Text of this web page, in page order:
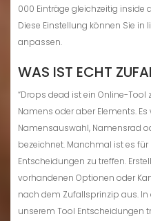
000 Einträge gleichzeitig inside
Diese Einstellung können Sie
anpassen.
WAS IST ECHT
“Drops dead ist ein Online-
Namens oder aber Elements.
Namensauswahl, Namensrad
bezeichnet. Manchmal ist es
Entscheidungen zu treffen.
vorhandenen Optionen oder
nach dem Zufallsprinzip aus.
unserem Tool Entscheidungen